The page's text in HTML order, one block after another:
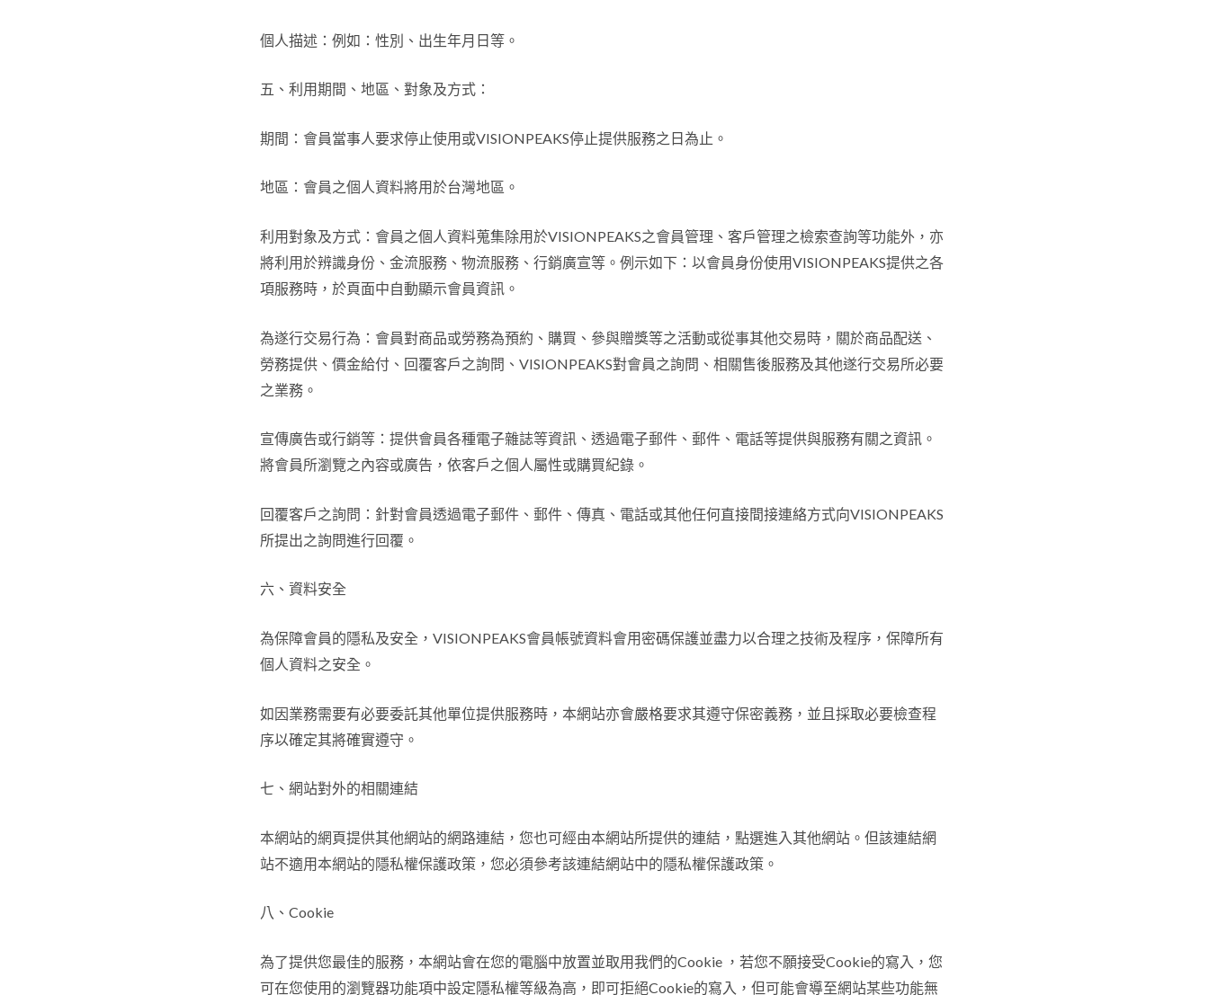
個人描述：例如：性別、出生年月日等。
五、利用期間、地區、對象及方式：
期間：會員當事人要求停止使用或VISIONPEAKS停止提供服務之日為止。
地區：會員之個人資料將用於台灣地區。
利用對象及方式：會員之個人資料蒐集除用於VISIONPEAKS之會員管理、客戶管理之檢索查詢等功能外，亦
將利用於辨識身份、金流服務、物流服務、行銷廣宣等。例示如下： 以會員身份使用VISIONPEAKS提供之各
項服務時，於頁面中自動顯示會員資訊。
為遂行交易行為：會員對商品或勞務為預約、 購買、參與贈獎等之活動或從事其他交易時，關於商品配送、
勞務提供、價金給付、回覆客戶之詢問、VISIONPEAKS對會員之詢問、相關售後服務及其他遂行交易所必要
之業務。
宣傳廣告或行銷等：提供會員各種電子雜誌等資訊、透過電子郵件、郵件、電話等提供與服務有關之資訊。
將會員所瀏覽之內容或廣告，依客戶之個人屬性或購買紀錄。
回覆客戶之詢問：針對會員透過電子郵件、郵件、傳真、電話或其他任何直接間接連絡方式向VISIONPEAKS
所提出之詢問進行回覆。
六、資料安全
為保障會員的隱私及安全，VISIONPEAKS會員帳號資料會用密碼保護並盡力以合理之技術及程序，保障所有
個人資料之安全。
如因業務需要有必要委託其他單位提供服務時，本網站亦會嚴格要求其遵守保密義務，並且採取必要檢查程
序以確定其將確實遵守。
七、網站對外的相關連結
本網站的網頁提供其他網站的網路連結，您也可經由本網站所提供的連結，點選進入其他網站。但該連結網
站不適用本網站的隱私權保護政策，您必須參考該連結網站中的隱私權保護政策。
八、Cookie
為了提供您最佳的服務，本網站會在您的電腦中放置並取用我們的Cookie ，若您不願接受Cookie的寫入，您
可在您使用的瀏覽器功能項中設定隱私權等級為高，即可拒絕Cookie的寫入，但可能會導至網站某些功能無